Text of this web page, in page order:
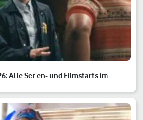
Alle Serien- und Filmstarts im